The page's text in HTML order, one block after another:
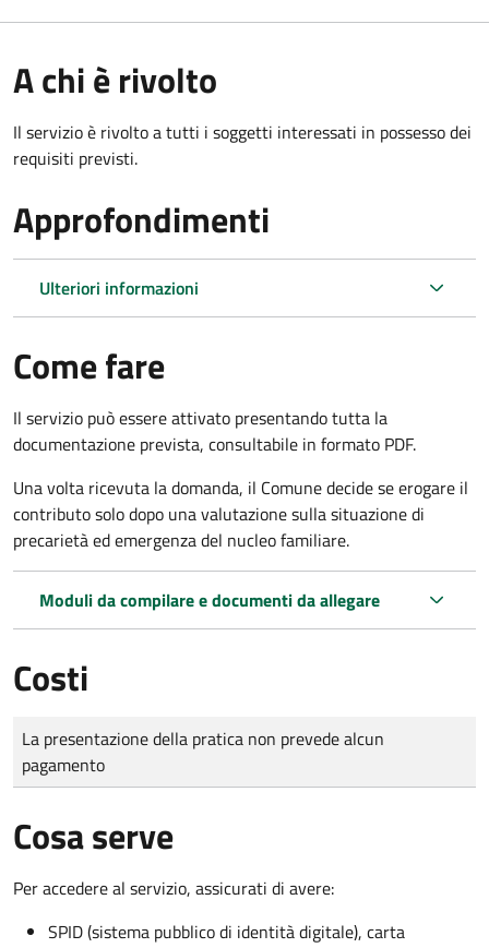
A chi è rivolto
Il servizio è rivolto a tutti i soggetti interessati in possesso dei
requisiti previsti.
Approfondimenti
Ulteriori informazioni
Come fare
Il servizio può essere attivato presentando tutta la
documentazione prevista, consultabile in formato PDF.
Una volta ricevuta la domanda, il Comune decide se erogare il
contributo solo dopo una valutazione sulla situazione di
precarietà ed emergenza del nucleo familiare.
Moduli da compilare e documenti da allegare
Costi
Tipo di pagamento
Importo
La presentazione della pratica non prevede alcun
pagamento
Cosa serve
Per accedere al servizio, assicurati di avere:
SPID (sistema pubblico di identità digitale), carta